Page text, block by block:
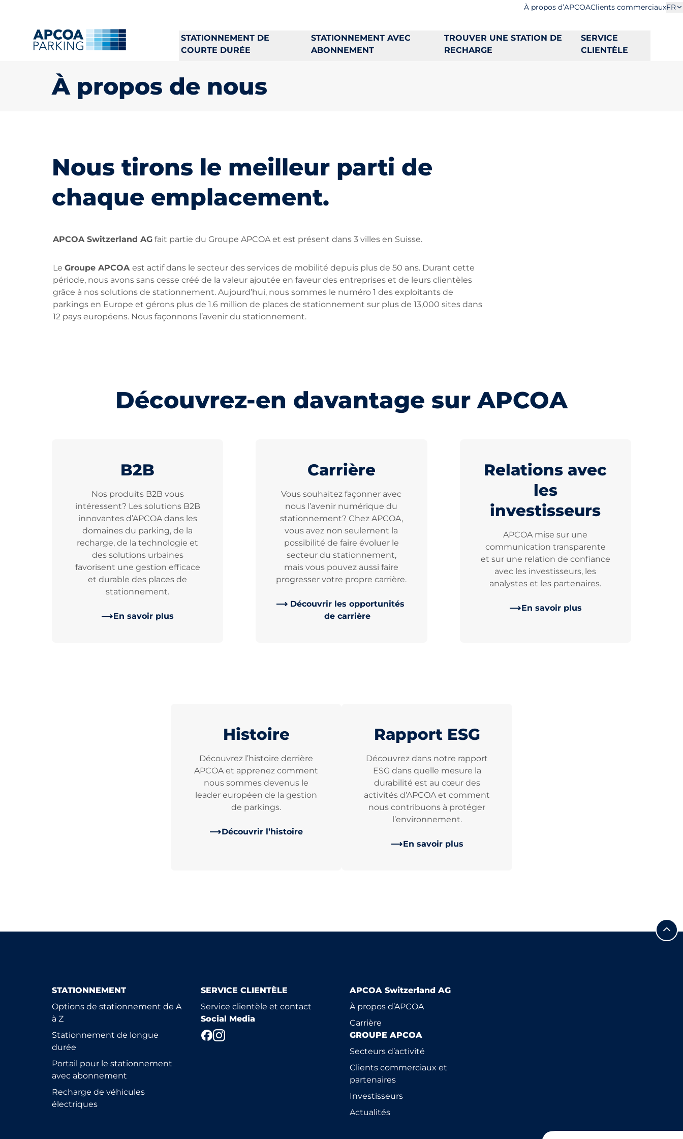
À propos d’APCOAClients commerciauxFR
STATIONNEMENT DE
COURTE DURÉE
STATIONNEMENT AVEC
ABONNEMENT
TROUVER UNE STATION DE
RECHARGE
SERVICE
CLIENTÈLE
À propos de nous
Nous tirons le meilleur parti de
chaque emplacement.
APCOA Switzerland AG fait partie du Groupe APCOA et est présent dans 3 villes en Suisse.
Le Groupe APCOA est actif dans le secteur des services de mobilité depuis plus de 50 ans. Durant cette
période, nous avons sans cesse créé de la valeur ajoutée en faveur des entreprises et de leurs clientèles
grâce à nos solutions de stationnement. Aujourd’hui, nous sommes le numéro 1 des exploitants de
parkings en Europe et gérons plus de 1.6 million de places de stationnement sur plus de 13,000 sites dans
12 pays européens. Nous façonnons l’avenir du stationnement.
Découvrez-en davantage sur APCOA
B2B
Nos produits B2B vous
intéressent? Les solutions B2B
innovantes d’APCOA dans les
domaines du parking, de la
recharge, de la technologie et
des solutions urbaines
favorisent une gestion efficace
et durable des places de
stationnement.
En savoir plus
Carrière
Vous souhaitez façonner avec
nous l’avenir numérique du
stationnement? Chez APCOA,
vous avez non seulement la
possibilité de faire évoluer le
secteur du stationnement,
mais vous pouvez aussi faire
progresser votre propre carrière.
Découvrir les opportunités
de carrière
Relations avec
les
investisseurs
APCOA mise sur une
communication transparente
et sur une relation de confiance
avec les investisseurs, les
analystes et les partenaires.
En savoir plus
Histoire
Découvrez l’histoire derrière
APCOA et apprenez comment
nous sommes devenus le
leader européen de la gestion
de parkings.
Découvrir l’histoire
Rapport ESG
Découvrez dans notre rapport
ESG dans quelle mesure la
durabilité est au cœur des
activités d’APCOA et comment
nous contribuons à protéger
l’environnement.
En savoir plus
STATIONNEMENT
Options de stationnement de A
à Z
Stationnement de longue
durée
Portail pour le stationnement
avec abonnement
Recharge de véhicules
électriques
SERVICE CLIENTÈLE
Service clientèle et contact
Social Media
APCOA Switzerland AG
À propos d’APCOA
Carrière
GROUPE APCOA
Secteurs d’activité
Clients commerciaux et
partenaires
Investisseurs
Actualités